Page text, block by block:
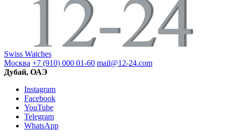
Swiss Watches
Москва +7 (910) 000 01-60 mail@12-24.com
Дубай, ОАЭ
Instagram
Facebook
YouTube
Telegram
WhatsApp